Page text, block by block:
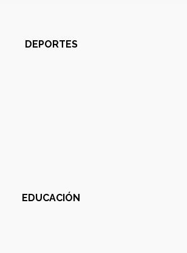
DEPORTES
EDUCACIÓN